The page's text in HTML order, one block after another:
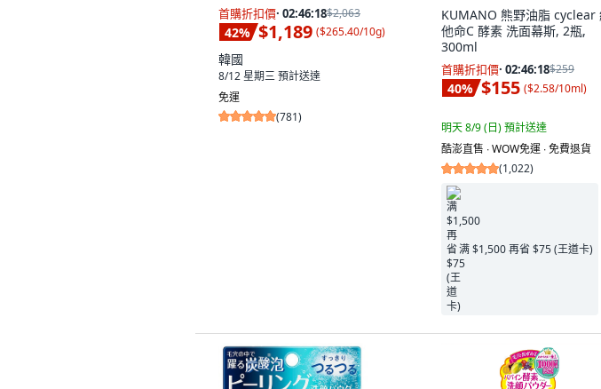
首購折扣價· 02:46:17$2,063
42% $1,189 ($265.40/10g)
韓國
8/12 星期三預計送達
免運
(781)
KUMANO 熊野油脂 cyclear
他命C 酵素 洗面幕斯, 2瓶,
300ml
首購折扣價· 02:46:17$259
40% $155 ($2.58/10ml)
明天 8/9 (日)預計送達
酷澎直售 ∙ WOW免運 ∙ 免費退貨
(1,022)
满 $1,500 再省 $75 (王道卡)